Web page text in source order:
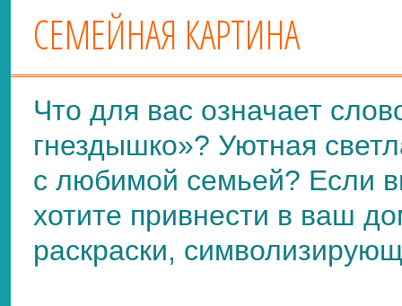
СЕМЕЙНАЯ КАРТИНА
Что для вас означает
гнездышко»? Уютная
с любимой семьей? Если
хотите привнести в ваш
раскраски,